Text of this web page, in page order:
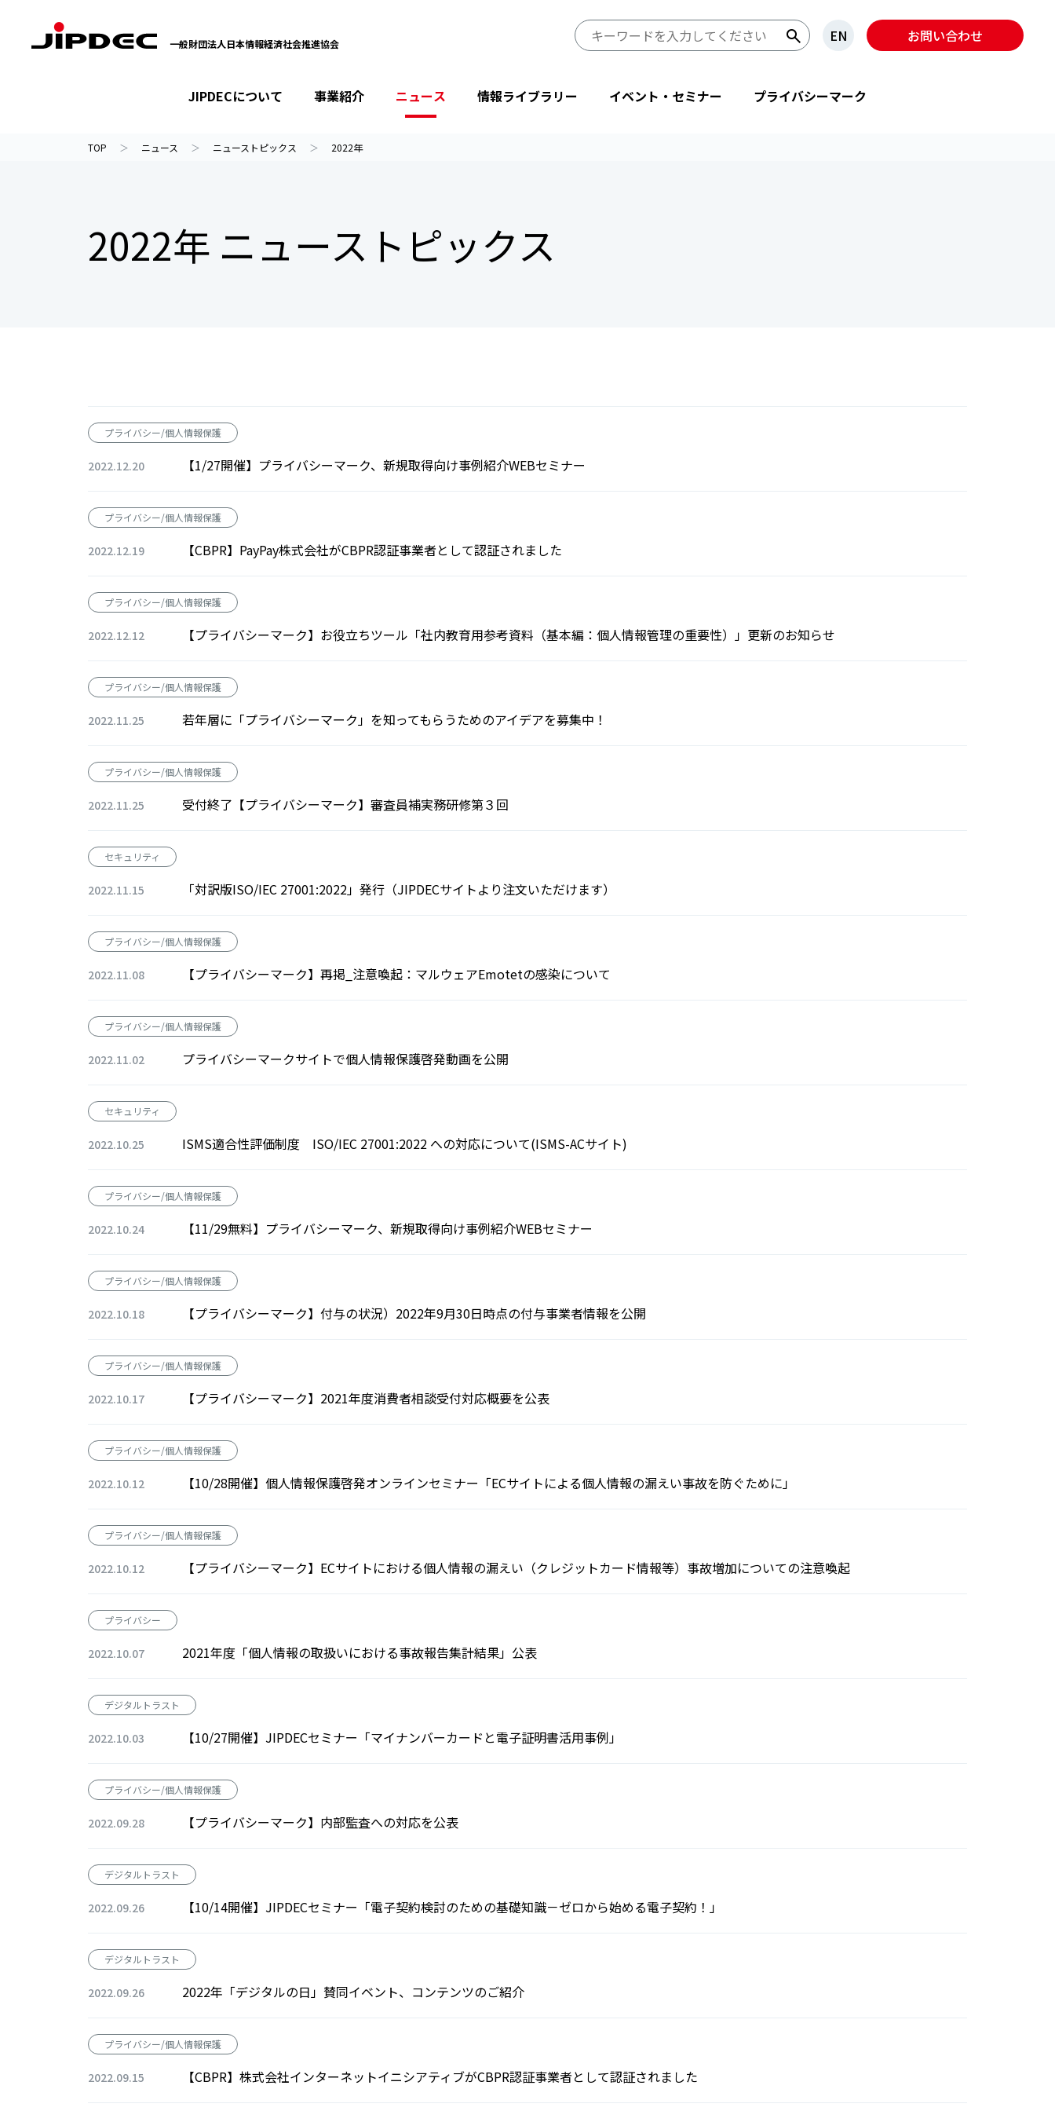
一般財団法人日本情報経済社会推進協会 EN お問い合わせ
JIPDECについて
協会情報
事業紹介
テーマから探す
ニュース
省庁・他団体より
情報ライブラリー
情報マネジメントシステム関連文書
イベント・セミナー
後援・協賛
プライバシーマーク
TOP ニュース ニューストピックス 2022年
2022年 ニューストピックス
プライバシー/個人情報保護
2022.12.20 【1/27開催】プライバシーマーク、新規取得向け事例紹介WEBセミナー
プライバシー/個人情報保護
2022.12.19 【CBPR】PayPay株式会社がCBPR認証事業者として認証されました
プライバシー/個人情報保護
2022.12.12 【プライバシーマーク】お役立ちツール「社内教育用参考資料（基本編：個人情報管理の重要性）」更新のお知らせ
プライバシー/個人情報保護
2022.11.25 若年層に「プライバシーマーク」を知ってもらうためのアイデアを募集中！
プライバシー/個人情報保護
2022.11.25 受付終了【プライバシーマーク】審査員補実務研修第３回
セキュリティ
2022.11.15 「対訳版ISO/IEC 27001:2022」発行（JIPDECサイトより注文いただけます）
プライバシー/個人情報保護
2022.11.08 【プライバシーマーク】再掲_注意喚起：マルウェアEmotetの感染について
プライバシー/個人情報保護
2022.11.02 プライバシーマークサイトで個人情報保護啓発動画を公開
セキュリティ
2022.10.25 ISMS適合性評価制度 ISO/IEC 27001:2022 への対応について(ISMS-ACサイト)
プライバシー/個人情報保護
2022.10.24 【11/29無料】プライバシーマーク、新規取得向け事例紹介WEBセミナー
プライバシー/個人情報保護
2022.10.18 【プライバシーマーク】付与の状況）2022年9月30日時点の付与事業者情報を公開
プライバシー/個人情報保護
2022.10.17 【プライバシーマーク】2021年度消費者相談受付対応概要を公表
プライバシー/個人情報保護
2022.10.12 【10/28開催】個人情報保護啓発オンラインセミナー「ECサイトによる個人情報の漏えい事故を防ぐために」
プライバシー/個人情報保護
2022.10.12 【プライバシーマーク】ECサイトにおける個人情報の漏えい（クレジットカード情報等）事故増加についての注意喚起
プライバシー
2022.10.07 2021年度「個人情報の取扱いにおける事故報告集計結果」公表
デジタルトラスト
2022.10.03 【10/27開催】JIPDECセミナー「マイナンバーカードと電子証明書活用事例」
プライバシー/個人情報保護
2022.09.28 【プライバシーマーク】内部監査への対応を公表
デジタルトラスト
2022.09.26 【10/14開催】JIPDECセミナー「電子契約検討のための基礎知識－ゼロから始める電子契約！」
デジタルトラスト
2022.09.26 2022年「デジタルの日」賛同イベント、コンテンツのご紹介
プライバシー/個人情報保護
2022.09.15 【CBPR】株式会社インターネットイニシアティブがCBPR認証事業者として認証されました